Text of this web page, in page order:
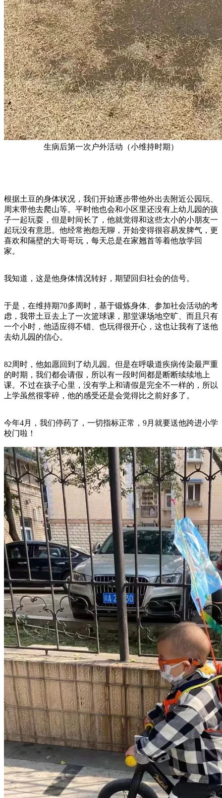
​生病后第一次户外活动（小维持时期）
根据土豆的身体状况，我们开始逐步带他外出去附近公园玩、
周末带他去爬山等。平时他也会和小区里还没有上幼儿园的孩
子一起玩耍，但是时间长了，他就觉得和这些太小的小朋友一
起玩没有意思。他经常抱怨无聊，开始变得很容易发脾气，更
喜欢和隔壁的大哥哥玩，每天总是在家翘首等着他放学回
家。
我知道，这是他身体情况转好，期望回归社会的信号。
于是，在维持期70多周时，基于锻炼身体、参加社会活动的考
虑，我带土豆去上了一次篮球课，那堂课场地空旷、而且只有
一个小时，他适应得不错、也玩得很开心，这也让我有了送他
去幼儿园的信心。
82周时，他如愿回到了幼儿园。但是在呼吸道疾病传染最严重
的时期，我们都会请假，所以有一段时间都是断断续续地上
课。不过在孩子心里，没有学上和请假是完全不一样的，所以
上学虽然很零碎，他的感受还是会觉得比之前好多了。
今年4月，我们停药了，一切指标正常，9月就要送他跨进小学
校门啦！